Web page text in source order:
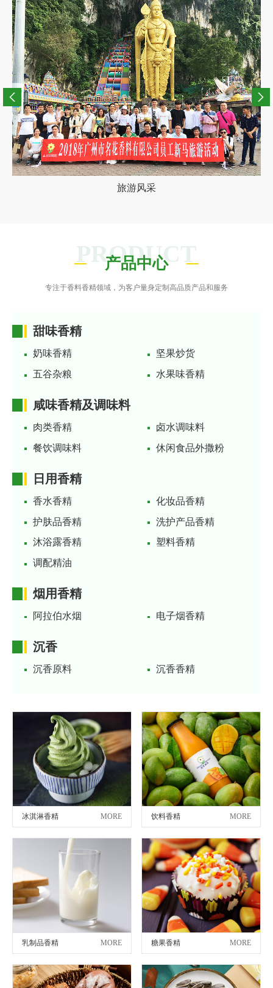
旅游风采
PRODUCT
产品中心
专注于香料香精领域，为客户量身定制高品质产品和服务
甜味香精
奶味香精
坚果炒货
五谷杂粮
水果味香精
咸味香精及调味料
肉类香精
卤水调味料
餐饮调味料
休闲食品外撒粉
日用香精
香水香精
化妆品香精
护肤品香精
洗护产品香精
沐浴露香精
塑料香精
调配精油
烟用香精
阿拉伯水烟 电子烟香精
沉香
沉香原料 沉香香精
冰淇淋香精 MORE 饮料香精 MORE
乳制品香精 MORE 糖果香精 MORE